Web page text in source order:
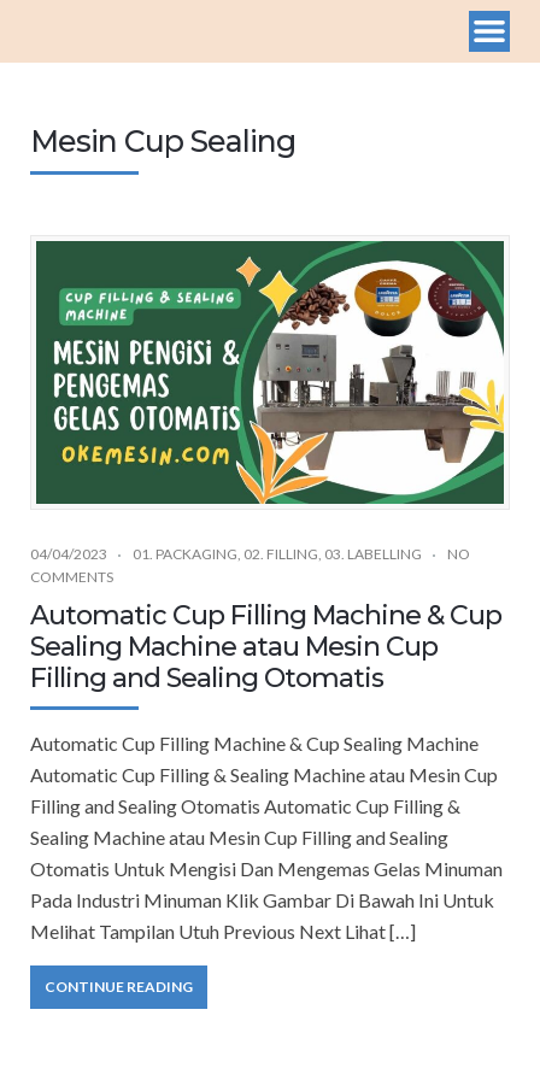
Mesin Cup Sealing
04/04/2023 01. PACKAGING 02. FILLING 03. LABELLING
NO
COMMENTS
Automatic Cup Filling Machine & Cup
Sealing Machine atau Mesin Cup
Filling and Sealing Otomatis
Automatic Cup Filling Machine & Cup Sealing Machine
Automatic Cup Filling & Sealing Machine atau Mesin Cup
Filling and Sealing Otomatis Automatic Cup Filling &
Sealing Machine atau Mesin Cup Filling and Sealing
Otomatis Untuk Mengisi Dan Mengemas Gelas Minuman
Pada Industri Minuman Klik Gambar Di Bawah Ini Untuk
Melihat Tampilan Utuh Previous Next Lihat […]
CONTINUE READING